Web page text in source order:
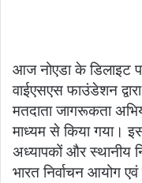
आज नोएडा के डिलाइट
वाईएसएस फाउंडेशन
मतदाता जागरूकता
माध्यम से किया गया।
अध्यापकों और स्थानीय
भारत निर्वाचन आयोग